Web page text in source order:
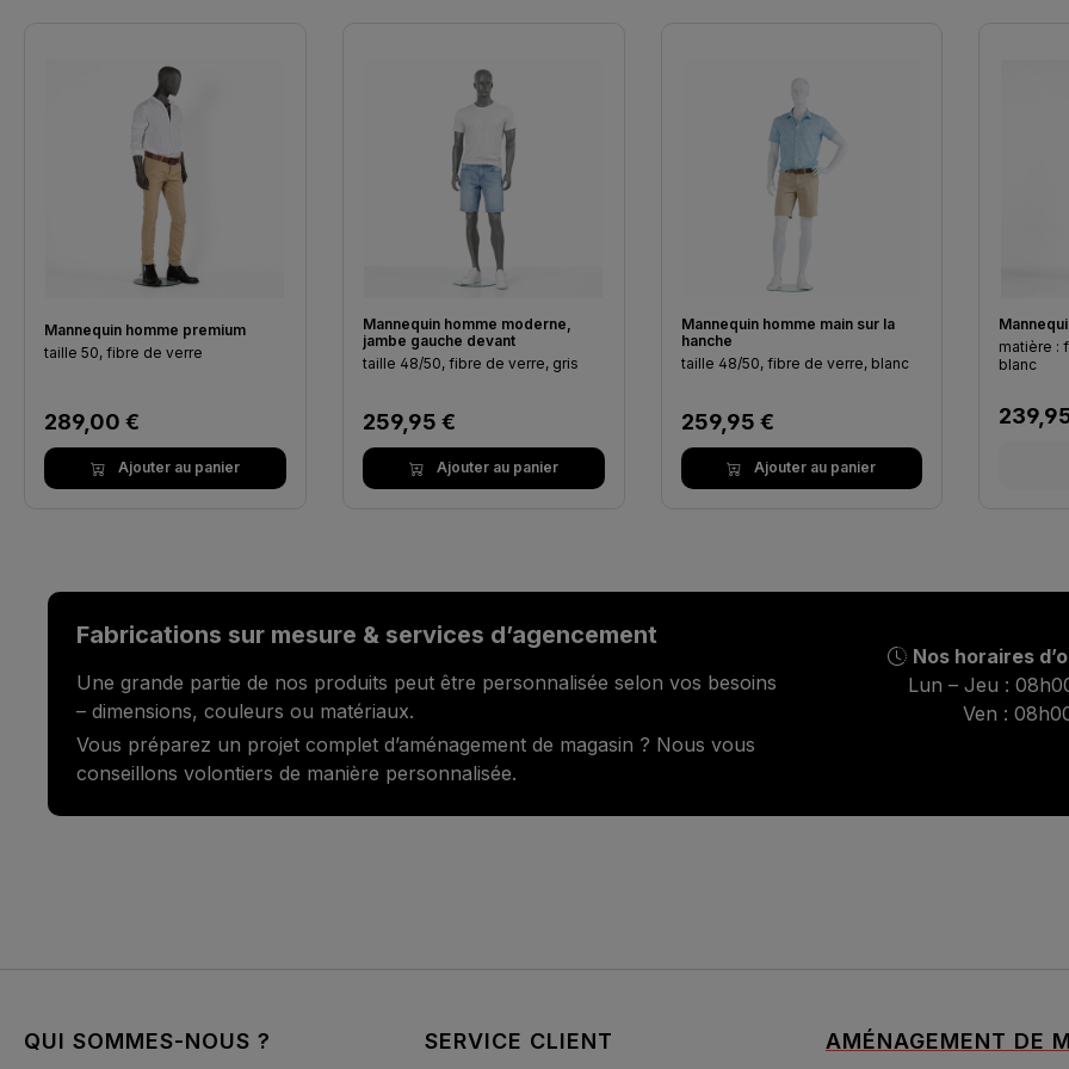
Mannequin homme premium
taille 50, fibre de verre
Prix régulier :
289,00 €
Ajouter au panier
Mannequin homme moderne,
jambe gauche devant
taille 48/50, fibre de verre, gris
Prix régulier :
259,95 €
Ajouter au panier
Mannequin homme main sur la
hanche
taille 48/50, fibre de verre, blanc
Prix régulier :
259,95 €
Ajouter au panier
matière :
blanc
Prix
Fabrications sur mesure & services d’agencement
Une grande partie de nos produits peut être personnalisée selon vos besoins
– dimensions, couleurs ou matériaux.
Vous préparez un projet complet d’aménagement de magasin ? Nous vous
conseillons volontiers de manière personnalisée.
Nos horaires
Lun – Jeu :
Ven :
QUI SOMMES-NOUS ? SERVICE CLIENT AMÉNAGEMENT DE